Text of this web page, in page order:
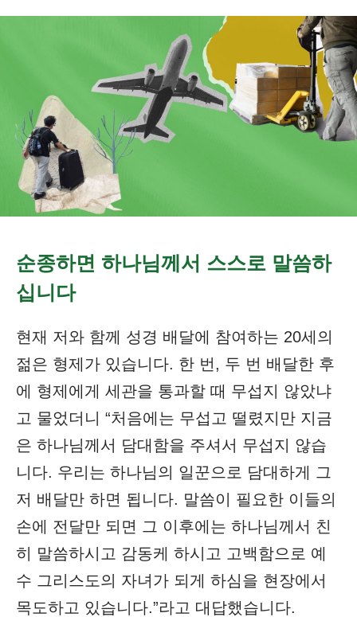
순종하면 하나님께서 스스로 말씀하
십니다
현재 저와 함께 성경 배달에 참여하는 20세의
젊은 형제가 있습니다. 한 번, 두 번 배달한 후
에 형제에게 세관을 통과할 때 무섭지 않았냐
고 물었더니 “처음에는 무섭고 떨렸지만 지금
은 하나님께서 담대함을 주셔서 무섭지 않습
니다. 우리는 하나님의 일꾼으로 담대하게 그
저 배달만 하면 됩니다. 말씀이 필요한 이들의
손에 전달만 되면 그 이후에는 하나님께서 친
히 말씀하시고 감동케 하시고 고백함으로 예
수 그리스도의 자녀가 되게 하심을 현장에서
목도하고 있습니다.”라고 대답했습니다.